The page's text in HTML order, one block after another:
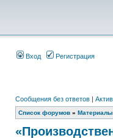
Вход Регистрация
Сообщения без ответов |
Список форумов » Материалы